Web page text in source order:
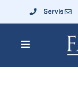
Servis